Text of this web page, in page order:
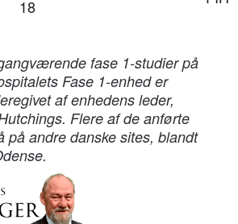
18
fase 1-studier på
Fase 1-enhed er
af enhedens leder,
Flere af de anførte
på andre danske sites, blandt